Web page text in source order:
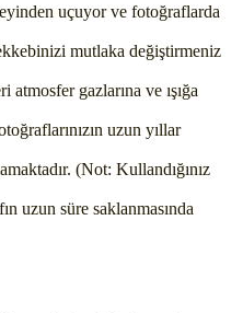
uçuyor ve fotoğraflarda
mutlaka değiştirmeniz
gazlarına ve ışığa
uzun yıllar
(Not: Kullandığınız
uzun süre saklanmasında